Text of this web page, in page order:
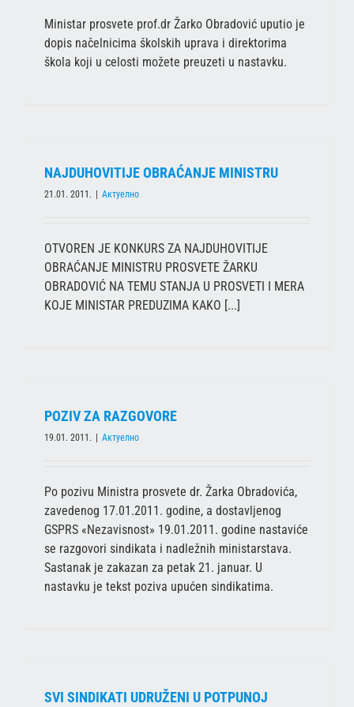
Ministar prosvete prof.dr Žarko Obradović uputio je
dopis načelnicima školskih uprava i direktorima
škola koji u celosti možete preuzeti u nastavku.
NAJDUHOVITIJE OBRAĆANJE MINISTRU
21.01. 2011. Актуелно
OTVOREN JE KONKURS ZA NAJDUHOVITIJE
OBRAĆANJE MINISTRU PROSVETE ŽARKU
OBRADOVIĆ NA TEMU STANJA U PROSVETI I MERA
KOJE MINISTAR PREDUZIMA KAKO [...]
POZIV ZA RAZGOVORE
19.01. 2011. Актуелно
Po pozivu Ministra prosvete dr. Žarka Obradovića,
zavedenog 17.01.2011. godine, a dostavljenog
GSPRS «Nezavisnost» 19.01.2011. godine nastaviće
se razgovori sindikata i nadležnih ministarstava.
Sastanak je zakazan za petak 21. januar. U
nastavku je tekst poziva upućen sindikatima.
SVI SINDIKATI UDRUŽENI U POTPUNOJ